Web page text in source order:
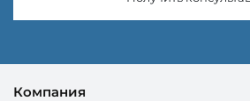
Компания